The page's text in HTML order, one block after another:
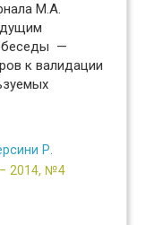
М.А.
беседы —
к валидации
Р.
2014, №4